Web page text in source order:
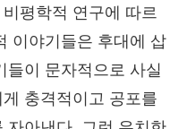
평학적 연구에 따르
이야기들은 후대에 삽
들이 문자적으로 사실
충격적이고 공포를